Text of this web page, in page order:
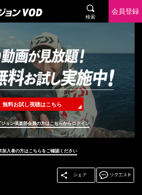
検索
会員登録
無料お試し視聴はこちら
ョン倶楽部会員の方はこちらからログイン
入者の方はこちらをご確認ください